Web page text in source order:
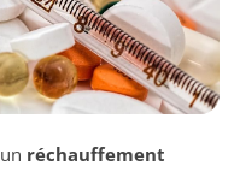
réchauffement